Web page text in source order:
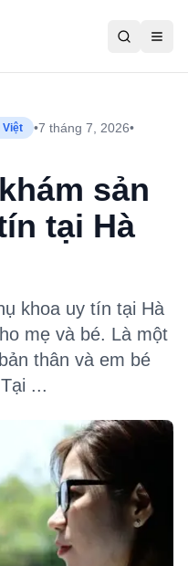
•7 tháng 7, 2026•
sản
tại Hà
khoa uy tín tại Hà
mẹ và bé. Là một
thân và em bé
...